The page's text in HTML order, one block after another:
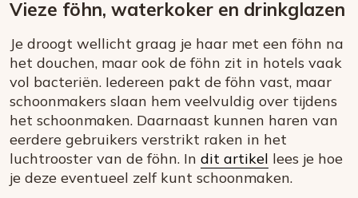
Vieze föhn, waterkoker en drinkglazen
Je droogt wellicht graag je haar met een föhn na
het douchen, maar ook de föhn zit in hotels vaak
vol bacteriën. Iedereen pakt de föhn vast, maar
schoonmakers slaan hem veelvuldig over tijdens
het schoonmaken. Daarnaast kunnen haren van
eerdere gebruikers verstrikt raken in het
luchtrooster van de föhn. In dit artikel lees je hoe
je deze eventueel zelf kunt schoonmaken.